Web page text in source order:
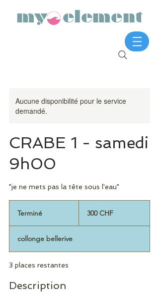
my element
Aucune disponibilité pour le service
demandé.
CRABE 1 - samedi
9h00
"je ne mets pas la tête sous l'eau"
Terminé
m
i
é
suisses
300 CHF
collonge bellerive
3 places restantes
Description